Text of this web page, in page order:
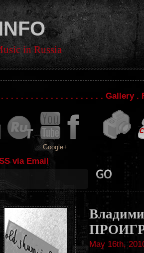
in Russia
. . . . . . . . . . . . . . . . . . . . Gallery .
Google+
via Email
May 16th,